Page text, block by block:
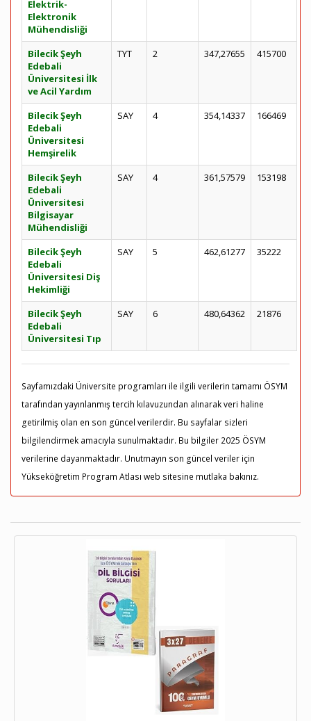
Elektrik-
Elektronik
Mühendisliği
Bilecik Şeyh
Edebali
Üniversitesi İlk
ve Acil Yardım
TYT 2 347,27655 415700
Bilecik Şeyh
Edebali
Üniversitesi
Hemşirelik
SAY 4 354,14337 166469
Bilecik Şeyh
Edebali
Üniversitesi
Bilgisayar
Mühendisliği
SAY 4 361,57579 153198
Bilecik Şeyh
Edebali
Üniversitesi Diş
Hekimliği
SAY 5 462,61277 35222
Bilecik Şeyh
Edebali
Üniversitesi Tıp
SAY 6 480,64362 21876
Sayfamızdaki Üniversite programları ile ilgili verilerin tamamı ÖSYM
tarafından yayınlanmış tercih kılavuzundan alınarak veri haline
getirilmiş olan en son güncel verilerdir. Bu sayfalar sizleri
bilgilendirmek amacıyla sunulmaktadır. Bu bilgiler 2025 ÖSYM
verilerine dayanmaktadır. Unutmayın son güncel veriler için
Yükseköğretim Program Atlası web sitesine mutlaka bakınız.